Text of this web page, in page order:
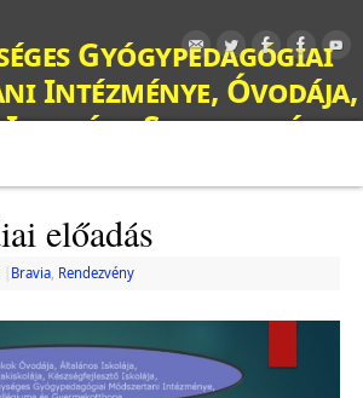
Gyógypedagógiai
Intézménye, Óvodája,
Szakiskolája,
Iskolája, Fejlesztő
Végző Iskolája,
és Gyermekotthona
előadás
Bravia, Rendezvény